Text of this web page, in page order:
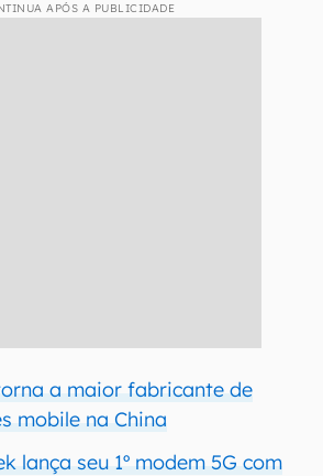
APÓS A PUBLICIDADE
a maior fabricante de
mobile na China
lança seu 1º modem 5G com